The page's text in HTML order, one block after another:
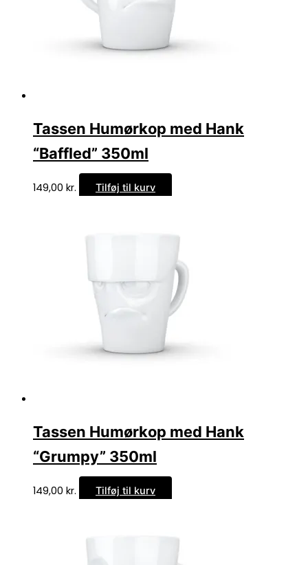
Tassen Humørkop med Hank
“Baffled” 350ml
149,00 kr. Tilføj til kurv
Tassen Humørkop med Hank
“Grumpy” 350ml
149,00 kr. Tilføj til kurv